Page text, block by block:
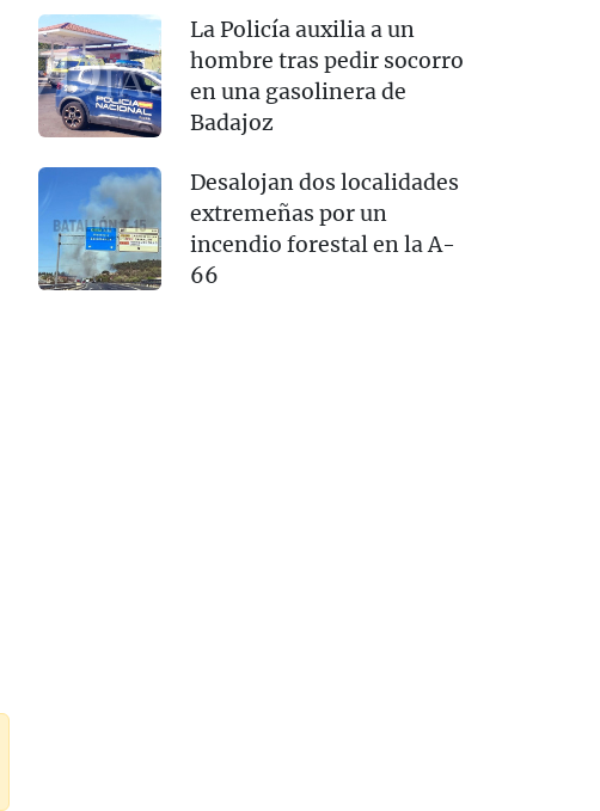
La Policía auxilia a un
hombre tras pedir socorro
en una gasolinera de
Badajoz
Desalojan dos localidades
extremeñas por un
incendio forestal en la A-
66